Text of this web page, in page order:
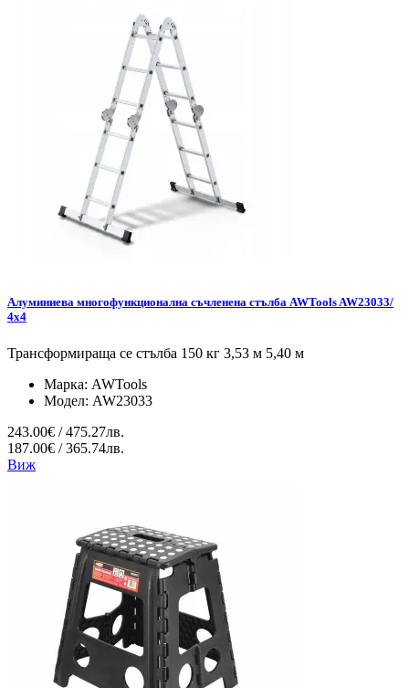
Алуминиева многофункционална съчленена стълба AWTools AW23033/
4x4
Трансформираща се стълба 150 кг 3,53 м 5,40 м
Марка: AWTools
Модел: AW23033
243.00€ / 475.27лв.
187.00€ / 365.74лв.
Виж